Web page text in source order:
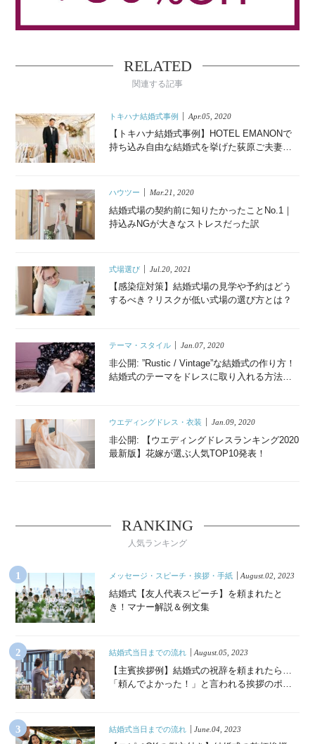
RELATED
関連する記事
トキハナ結婚式事例 Apr.05, 2020
【トキハナ結婚式事例】HOTEL EMANONで
持ち込み自由な結婚式を挙げた荻原ご夫妻に
ハウツー Mar.21, 2020
結婚式場の契約前に知りたかったことNo.1｜
持込みNGが大きなストレスだった訳
式場選び Jul.20, 2021
【感染症対策】結婚式場の見学や予約はどう
するべき？リスクが低い式場の選び方とは？
テーマ・スタイル Jan.07, 2020
非公開: ”Rustic / Vintage”な結婚式の作り方！
結婚式のテーマをドレスに取り入れる方法と
ウエディングドレス・衣装 Jan.09, 2020
非公開: 【ウエディングドレスランキング2020
最新版】花嫁が選ぶ人気TOP10発表！
RANKING
人気ランキング
メッセージ・スピーチ・挨拶・手紙 August.02, 2023
結婚式【友人代表スピーチ】を頼まれたと
き！マナー解説＆例文集
結婚式当日までの流れ August.05, 2023
【主賓挨拶例】結婚式の祝辞を頼まれたら…
「頼んでよかった！」と言われる挨拶のポイ
結婚式当日までの流れ June.04, 2023